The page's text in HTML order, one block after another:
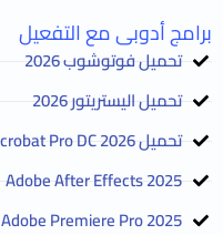
برامج أدوبى مع التفعيل
تحميل فوتوشوب 2026
تحميل اليستريتور 2026
تحميل Acrobat Pro DC 2026 كامل
Adobe After Effects 2025
Adobe Premiere Pro 2025